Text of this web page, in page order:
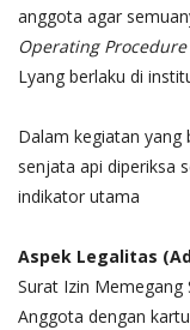
anggota agar
Operating Procedure
Lyang berlaku di
​Dalam kegiatan yang
senjata api diperiksa
indikator utama
Aspek Legalitas
Surat Izin Memegang
Anggota dengan